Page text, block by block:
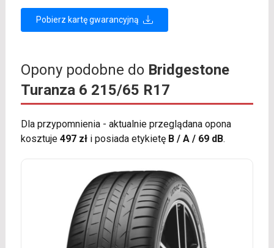
Pobierz kartę gwarancyjną
Opony podobne do Bridgestone
Turanza 6 215/65 R17
Dla przypomnienia - aktualnie przeglądana opona
kosztuje 497 złi posiada etykietę B / A / 69 dB.